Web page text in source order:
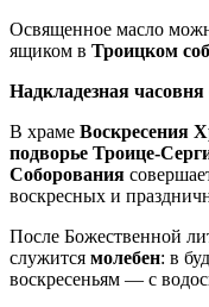
Освященное масло
ящиком в Троицком
Надкладезная часовня
В храме Воскресения
подворье Троице-
Соборования
воскресных и
После Божественной
служится молебен: в
воскресеньям — с